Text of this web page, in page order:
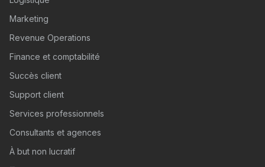
Marketing
Revenue Operations
Finance et comptabilité
Succès client
Support client
Services professionnels
Consultants et agences
À but non lucratif